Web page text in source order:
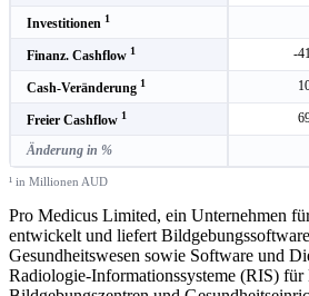
Investitionen 1
Finanz. Cashflow 1 -
Cash-Veränderung 1
Freier Cashflow 1
Änderung in %
¹ in Millionen AUD
Pro Medicus Limited, ein Unternehmen
entwickelt und liefert
Gesundheitswesen sowie Software und
Radiologie-Informationssysteme (RIS) für